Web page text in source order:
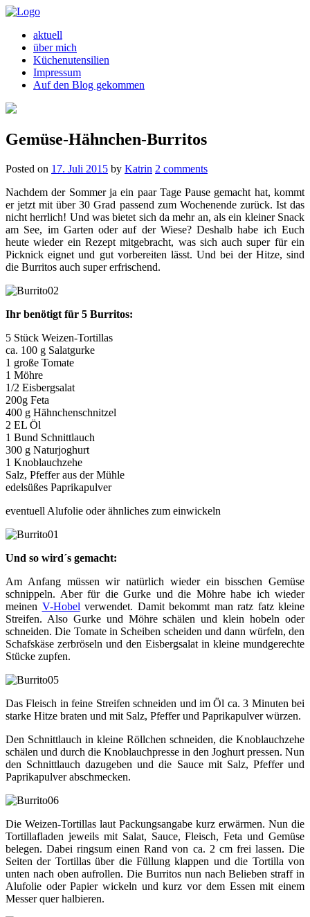
aktuell
über mich
Küchenutensilien
Impressum
Auf den Blog gekommen
Gemüse-Hähnchen-Burritos
Posted on 17. Juli 2015 by Katrin 2 comments
Nachdem der Sommer ja ein paar Tage Pause gemacht hat, kommt
er jetzt mit über 30 Grad passend zum Wochenende zurück. Ist das
nicht herrlich! Und was bietet sich da mehr an, als ein kleiner Snack
am See, im Garten oder auf der Wiese? Deshalb habe ich Euch
heute wieder ein Rezept mitgebracht, was sich auch super für ein
Picknick eignet und gut vorbereiten lässt. Und bei der Hitze, sind
die Burritos auch super erfrischend.
Ihr benötigt für 5 Burritos:
5 Stück Weizen-Tortillas
ca. 100 g Salatgurke
1 große Tomate
1 Möhre
1/2 Eisbergsalat
200g Feta
400 g Hähnchenschnitzel
2 EL Öl
1 Bund Schnittlauch
300 g Naturjoghurt
1 Knoblauchzehe
Salz, Pfeffer aus der Mühle
edelsüßes Paprikapulver
eventuell Alufolie oder ähnliches zum einwickeln
Und so wird´s gemacht:
Am Anfang müssen wir natürlich wieder ein bisschen Gemüse
schnippeln. Aber für die Gurke und die Möhre habe ich wieder
meinen V-Hobel verwendet. Damit bekommt man ratz fatz kleine
Streifen. Also Gurke und Möhre schälen und klein hobeln oder
schneiden. Die Tomate in Scheiben scheiden und dann würfeln, den
Schafskäse zerbröseln und den Eisbergsalat in kleine mundgerechte
Stücke zupfen.
Das Fleisch in feine Streifen schneiden und im Öl ca. 3 Minuten bei
starke Hitze braten und mit Salz, Pfeffer und Paprikapulver würzen.
Den Schnittlauch in kleine Röllchen schneiden, die Knoblauchzehe
schälen und durch die Knoblauchpresse in den Joghurt pressen. Nun
den Schnittlauch dazugeben und die Sauce mit Salz, Pfeffer und
Paprikapulver abschmecken.
Die Weizen-Tortillas laut Packungsangabe kurz erwärmen. Nun die
Tortillafladen jeweils mit Salat, Sauce, Fleisch, Feta und Gemüse
belegen. Dabei ringsum einen Rand von ca. 2 cm frei lassen. Die
Seiten der Tortillas über die Füllung klappen und die Tortilla von
unten nach oben aufrollen. Die Burritos nun nach Belieben straff in
Alufolie oder Papier wickeln und kurz vor dem Essen mit einem
Messer quer halbieren.